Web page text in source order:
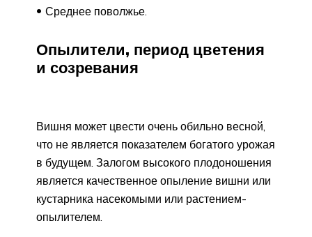
Среднее поволжье.
Опылители, период цветения
и созревания
Вишня может цвести очень обильно весной,
что не является показателем богатого урожая
в будущем. Залогом высокого плодоношения
является качественное опыление вишни или
кустарника насекомыми или растением-
опылителем.